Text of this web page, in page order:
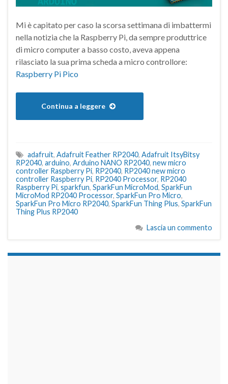
Mi è capitato per caso la scorsa settimana di imbattermi
nella notizia che la Raspberry Pi, da sempre produttrice
di micro computer a basso costo, aveva appena
rilasciato la sua prima scheda a micro controllore:
Raspberry Pi Pico
Continua a leggere
adafruit, Adafruit Feather RP2040, Adafruit ItsyBitsy
RP2040, arduino, Arduino NANO RP2040, new micro
controller Raspberry Pi, RP2040, RP2040 new micro
controller Raspberry Pi, RP2040 Processor, RP2040
Raspberry Pi, sparkfun, SparkFun MicroMod, SparkFun
MicroMod RP2040 Processor, SparkFun Pro Micro,
SparkFun Pro Micro RP2040, SparkFun Thing Plus, SparkFun
Thing Plus RP2040
Lascia un commento